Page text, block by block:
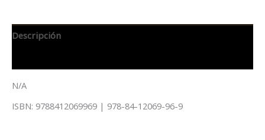
Descripción
N/A
ISBN: 9788412069969 | 978-84-12069-96-9